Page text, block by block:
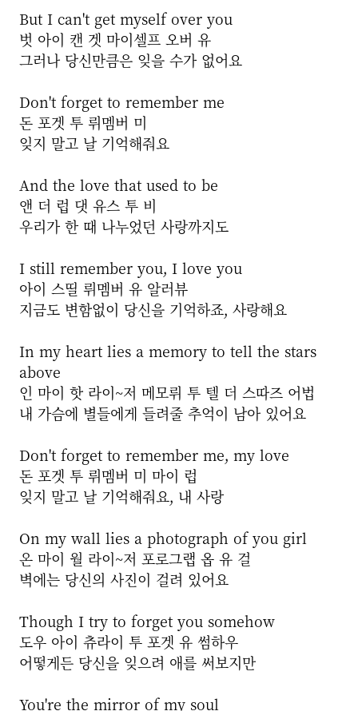
But I can't get myself over you
벗 아이 캔 겟 마이셀프 오버 유
그러나 당신만큼은 잊을 수가 없어요
Don't forget to remember me
돈 포겟 투 뤼멤버 미
잊지 말고 날 기억해줘요
And the love that used to be
앤 더 럽 댓 유스 투 비
우리가 한 때 나누었던 사랑까지도
I still remember you, I love you
아이 스띨 뤼멤버 유 알러뷰
지금도 변함없이 당신을 기억하죠, 사랑해요
In my heart lies a memory to tell the stars
above
인 마이 핫 라이~저 메모뤼 투 텔 더 스따즈 어법
내 가슴에 별들에게 들려줄 추억이 남아 있어요
Don't forget to remember me, my love
돈 포겟 투 뤼멤버 미 마이 럽
잊지 말고 날 기억해줘요, 내 사랑
On my wall lies a photograph of you girl
온 마이 월 라이~저 포로그랩 옵 유 걸
벽에는 당신의 사진이 걸려 있어요
Though I try to forget you somehow
도우 아이 츄라이 투 포겟 유 썸하우
어떻게든 당신을 잊으려 애를 써보지만
You're the mirror of my soul